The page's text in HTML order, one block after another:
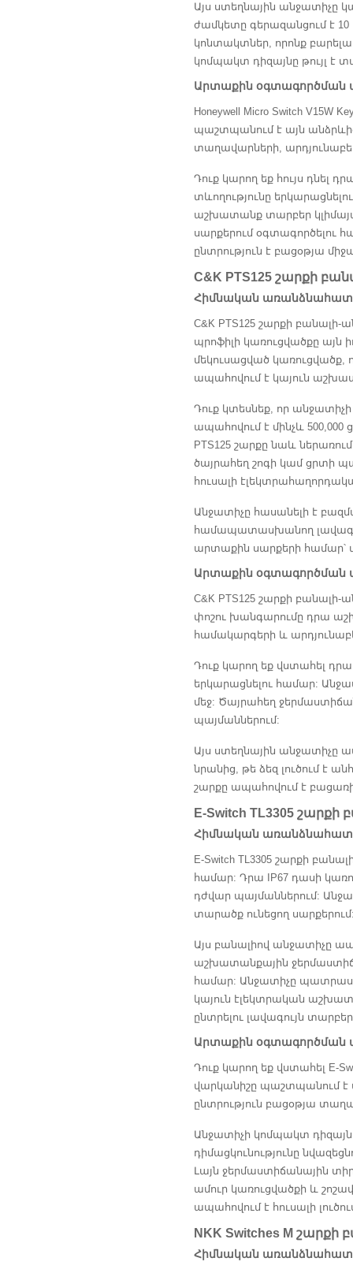
Այս ստեղնային անջատիչը
ժամկետը գերազանցում է 10
կոնտակտներ, որոնք
կոմպակտ դիզայնը թույլ է
Արտաքին օգտագործման
Honeywell Micro Switch
պաշտպանում է այն
տաղավարների,
Դուք կարող եք հույս դնել
տևողությունը
աշխատանք տարբեր
սարքերում օգտագործելու
ընտրություն է բացօթյա
C&K PTS125 շարքի
Հիմնական
C&K PTS125 շարքի
պրոֆիլի կառուցվածքը
մեկուսացված կառուցվածք,
ապահովում է կայուն
Դուք կտեսնեք, որ
ապահովում է մինչև 500,000
PTS125 շարքը նաև
ծայրահեղ շոգի կամ ցրտի
հուսալի
Անջատիչը հասանելի է
համապատասխանող
արտաքին սարքերի համար՝
Արտաքին օգտագործման
C&K PTS125 շարքի
փոշու խանգարումը դրա
համակարգերի և
Դուք կարող եք վստահել
երկարացնելու համար:
մեջ: Ծայրահեղ
պայմաններում:
Այս ստեղնային անջատիչը
նրանից, թե ձեզ լուծում է
շարքը ապահովում է
E-Switch TL3305
Հիմնական
E-Switch TL3305 շարքի
համար: Դրա IP67 դասի
դժվար պայմաններում:
տարածք ունեցող
Այս բանալիով անջատիչը
աշխատանքային
համար: Անջատիչը
կայուն էլեկտրական
ընտրելու լավագույն
Արտաքին օգտագործման
Դուք կարող եք վստահել E-
վարկանիշը պաշտպանում է
ընտրություն բացօթյա
Անջատիչի կոմպակտ
դիմացկունությունը
Լայն ջերմաստիճանային
ամուր կառուցվածքի և
ապահովում է հուսալի
NKK Switches M
Հիմնական